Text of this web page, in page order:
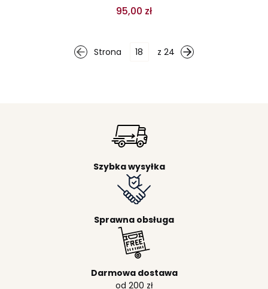
95,00 zł
Strona z 24
Szybka wysyłka
Sprawna obsługa
Darmowa dostawa
od 200 zł